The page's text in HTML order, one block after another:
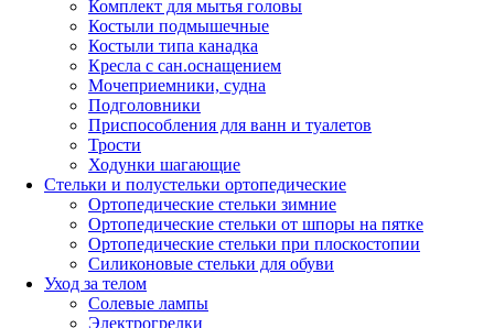
Комплект для мытья головы
Костыли подмышечные
Костыли типа канадка
Кресла с сан.оснащением
Мочеприемники, судна
Подголовники
Приспособления для ванн и туалетов
Трости
Ходунки шагающие
Стельки и полустельки ортопедические
Ортопедические стельки зимние
Ортопедические стельки от шпоры на пятке
Ортопедические стельки при плоскостопии
Силиконовые стельки для обуви
Уход за телом
Солевые лампы
Электрогрелки